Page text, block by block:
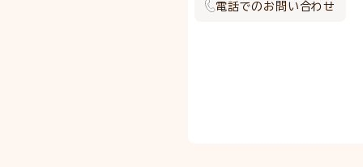
電話でのお問い合わせ